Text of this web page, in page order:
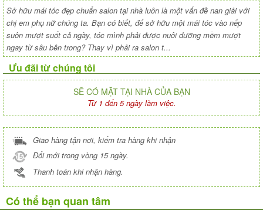
Sở hữu mái tóc đẹp chuẩn salon tại nhà luôn là một vấn đề nan giải với
chị em phụ nữ chúng ta. Bạn có biết, để sở hữu một mái tóc vào nếp
suôn mượt suốt cả ngày, tóc mình phải được nuôi dưỡng mềm mượt
ngay từ sâu bên trong? Thay vì phải ra salon t...
Ưu đãi từ chúng tôi
SẼ CÓ MẶT TẠI NHÀ CỦA BẠN
Từ 1 đến 5 ngày làm việc.
Giao hàng tận nơi, kiểm tra hàng khi nhận
Đổi mới trong vòng 15 ngày.
Thanh toán khi nhận hàng.
Có thể bạn quan tâm